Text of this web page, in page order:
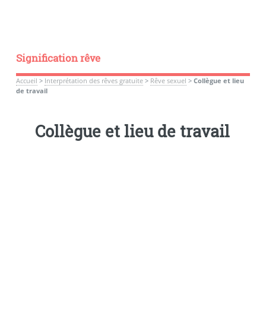
Signification rêve
Accueil > Interprétation des rêves gratuite> Rêve sexuel > Collègue et lieu
de travail
Collègue et lieu de travail